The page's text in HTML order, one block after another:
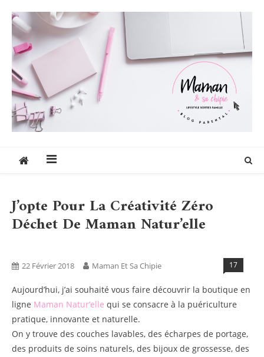
content
J’opte Pour La Créativité Zéro
Déchet De Maman Natur’elle
22 Février 2018 Maman Et Sa Chipie 17
Aujourd’hui, j’ai souhaité vous faire découvrir la boutique en
ligne Maman Natur’elle qui se consacre à la puériculture
pratique, innovante et naturelle.
On y trouve des couches lavables, des écharpes de portage,
des produits de soins naturels, des bijoux de grossesse, des